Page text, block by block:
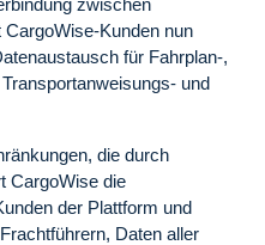
Kunden nun
für Fahrplan-,
und
die durch
CargoWise die
der Plattform und
Daten aller